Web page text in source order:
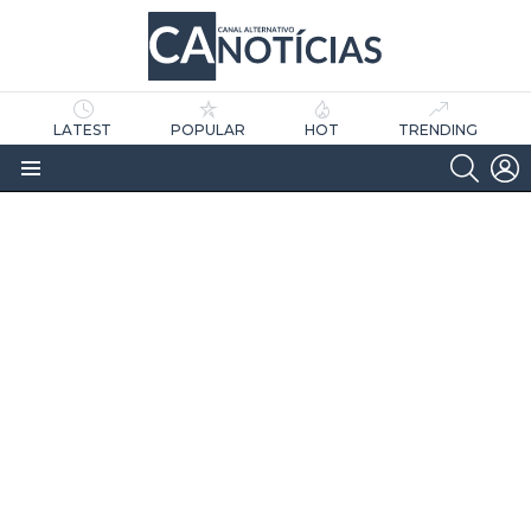
LATEST POPULAR HOT TRENDING
Menu